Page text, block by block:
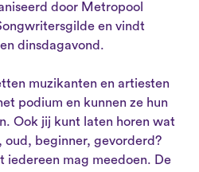
door Metropool
en vindt
dinsdagavond.
muzikanten en artiesten
podium en kunnen ze hun
Ook jij kunt laten horen wat
oud, beginner, gevorderd?
iedereen mag meedoen. De